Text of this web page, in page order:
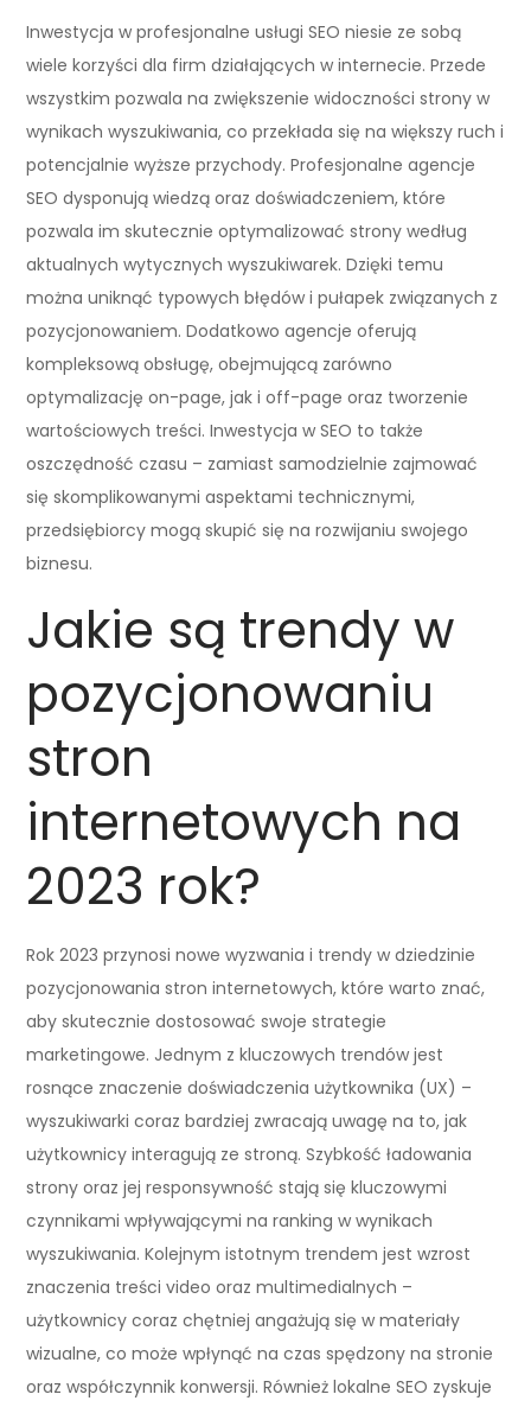
Inwestycja w profesjonalne usługi SEO niesie ze sobą
wiele korzyści dla firm działających w internecie. Przede
wszystkim pozwala na zwiększenie widoczności strony w
wynikach wyszukiwania, co przekłada się na większy ruch i
potencjalnie wyższe przychody. Profesjonalne agencje
SEO dysponują wiedzą oraz doświadczeniem, które
pozwala im skutecznie optymalizować strony według
aktualnych wytycznych wyszukiwarek. Dzięki temu
można uniknąć typowych błędów i pułapek związanych z
pozycjonowaniem. Dodatkowo agencje oferują
kompleksową obsługę, obejmującą zarówno
optymalizację on-page, jak i off-page oraz tworzenie
wartościowych treści. Inwestycja w SEO to także
oszczędność czasu – zamiast samodzielnie zajmować
się skomplikowanymi aspektami technicznymi,
przedsiębiorcy mogą skupić się na rozwijaniu swojego
biznesu.
Jakie są trendy w
pozycjonowaniu
stron
internetowych na
2023 rok?
Rok 2023 przynosi nowe wyzwania i trendy w dziedzinie
pozycjonowania stron internetowych, które warto znać,
aby skutecznie dostosować swoje strategie
marketingowe. Jednym z kluczowych trendów jest
rosnące znaczenie doświadczenia użytkownika (UX) –
wyszukiwarki coraz bardziej zwracają uwagę na to, jak
użytkownicy interagują ze stroną. Szybkość ładowania
strony oraz jej responsywność stają się kluczowymi
czynnikami wpływającymi na ranking w wynikach
wyszukiwania. Kolejnym istotnym trendem jest wzrost
znaczenia treści video oraz multimedialnych –
użytkownicy coraz chętniej angażują się w materiały
wizualne, co może wpłynąć na czas spędzony na stronie
oraz współczynnik konwersji. Również lokalne SEO zyskuje